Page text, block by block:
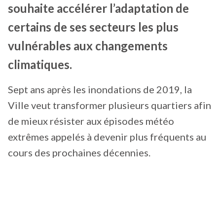
souhaite accélérer l’adaptation de
certains de ses secteurs les plus
vulnérables aux changements
climatiques.
Sept ans après les inondations de 2019, la
Ville veut transformer plusieurs quartiers afin
de mieux résister aux épisodes météo
extrêmes appelés à devenir plus fréquents au
cours des prochaines décennies.